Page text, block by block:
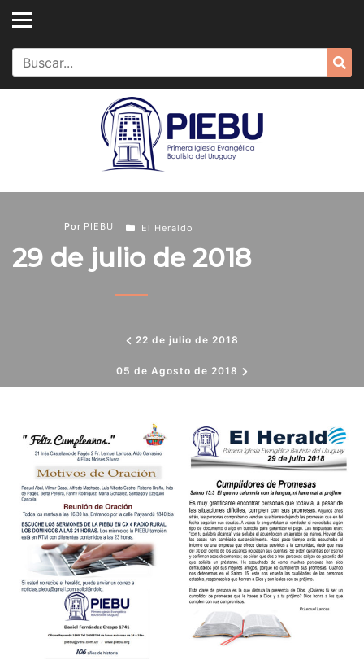
Skip
content
Search
for:
22 de julio de 2018
Por PIEBU El Heraldo
29 de julio de 2018
05 de Agosto de 2018